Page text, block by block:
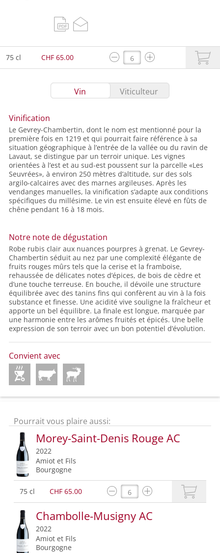
75 cl CHF 65.00
Vin Viticulteur
Vinification
Le Gevrey-Chambertin, dont le nom est mentionné pour la
première fois en 1219 et qui pourrait faire référence à sa
situation géographique à l’entrée de la vallée ou du ravin de
Lavaut, se distingue par un terroir unique. Les vignes
orientées à l’est et au sud-est poussent sur la parcelle «Les
Seuvrées», à environ 250 mètres d’altitude, sur des sols
argilo-calcaires avec des marnes argileuses. Après les
vendanges manuelles, la vinification s’adapte aux conditions
spécifiques du millésime. Le vin est ensuite élevé en fûts de
chêne pendant 16 à 18 mois.
Notre note de dégustation
Robe rubis clair aux nuances pourpres à grenat. Le Gevrey-
Chambertin séduit au nez par une complexité élégante de
fruits rouges mûrs tels que la cerise et la framboise,
rehaussée de délicates notes d’épices, de bois de cèdre et
d’une touche terreuse. En bouche, il dévoile une structure
équilibrée avec des tanins fins qui confèrent au vin à la fois
substance et finesse. Une acidité vive souligne la fraîcheur et
apporte un bel équilibre. La finale est longue, marquée par
une harmonie entre les arômes fruités et épicés. Une belle
expression de son terroir avec un bon potentiel d’évolution.
Convient avec
Pourrait vous plaire aussi:
Morey-Saint-Denis Rouge AC
2022
Amiot et Fils
Bourgogne
75 cl CHF 65.00
Chambolle-Musigny AC
2022
Amiot et Fils
Bourgogne